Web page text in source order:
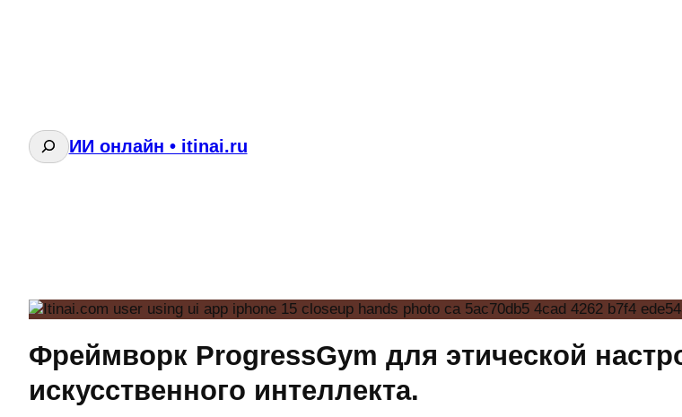
ПоискИИ онлайн • itinai.ru
Фреймворк ProgressGym для этической
искусственного интеллекта.